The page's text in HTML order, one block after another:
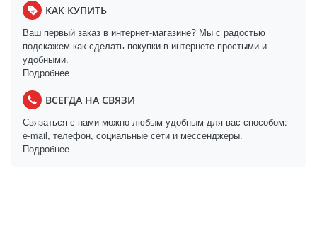
КАК КУПИТЬ
Ваш первый заказ в интернет-магазине? Мы с радостью
подскажем как сделать покупки в интернете простыми и
удобными.
Подробнее
ВСЕГДА НА СВЯЗИ
Связаться с нами можно любым удобным для вас способом:
e-mail, телефон, социальные сети и мессенджеры.
Подробнее